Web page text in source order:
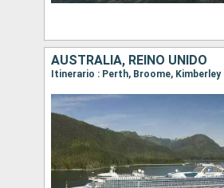
AUSTRALIA, REINO UNIDO
Itinerario : Perth, Broome,